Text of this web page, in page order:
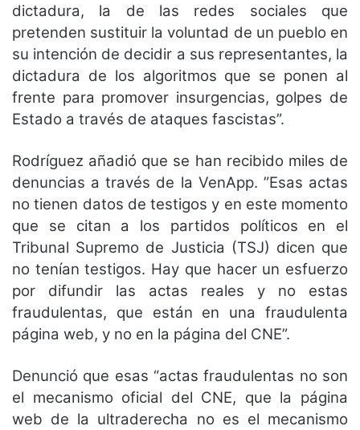
dictadura, la de las redes sociales que
pretenden sustituir la voluntad de un pueblo en
su intención de decidir a sus representantes, la
dictadura de los algoritmos que se ponen al
frente para promover insurgencias, golpes de
Estado a través de ataques fascistas”.
Rodríguez añadió que se han recibido miles de
denuncias a través de la VenApp. ”Esas actas
no tienen datos de testigos y en este momento
que se citan a los partidos políticos en el
Tribunal Supremo de Justicia (TSJ) dicen que
no tenían testigos. Hay que hacer un esfuerzo
por difundir las actas reales y no estas
fraudulentas, que están en una fraudulenta
página web, y no en la página del CNE”.
Denunció que esas “actas fraudulentas no son
el mecanismo oficial del CNE, que la página
web de la ultraderecha no es el mecanismo